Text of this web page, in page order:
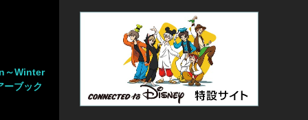
～Winter
ブック